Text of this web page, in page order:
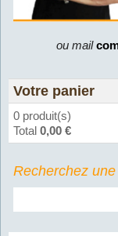
ou mail
Votre panier
0 produit(s)
Total 0,00 €
Recherchez